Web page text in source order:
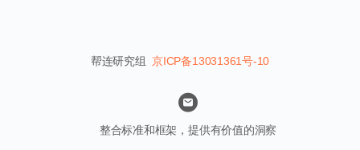
帮连研究组京ICP备13031361号-10
整合标准和框架，提供有价值的洞察